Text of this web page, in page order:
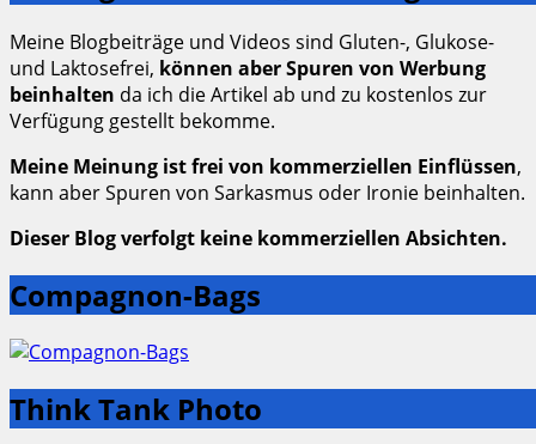
Meine Blogbeiträge und Videos sind Gluten-, Glukose-
und Laktosefrei, können aber Spuren von Werbung
beinhalten da ich die Artikel ab und zu kostenlos zur
Verfügung gestellt bekomme.
Meine Meinung ist frei von kommerziellen Einflüssen,
kann aber Spuren von Sarkasmus oder Ironie beinhalten.
Dieser Blog verfolgt keine kommerziellen Absichten.
Compagnon-Bags
Think Tank Photo